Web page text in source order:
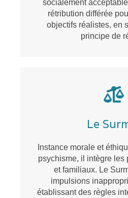
socialement
rétribution différée
objectifs réalistes, en
principe de
Le
Instance morale et
psychisme, il intègre les
et familiaux. Le
impulsions
établissant des règles